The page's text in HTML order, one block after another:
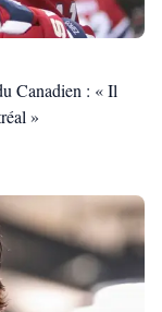
Canadien : « Il
»